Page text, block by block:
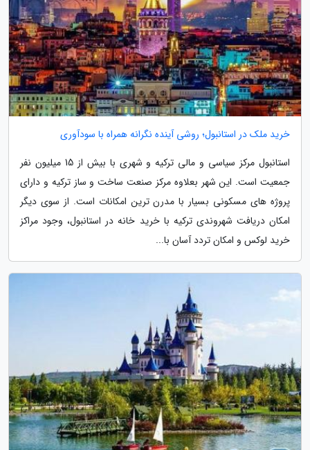
خرید ملک در استانبول؛ روشی آینده نگرانه همراه با سودآوری
استانبول مرکز سیاسی و مالی ترکیه و شهری با بیش از 15 میلیون نفر
جمعیت است. این شهر بعلاوه مرکز صنعت ساخت و ساز ترکیه و دارای
پروژه های مسکونی بسیار با مدرن ترین امکانات است. از سوی دیگر
امکان دریافت شهروندی ترکیه با خرید خانه در استانبول، وجود مراکز
خرید لوکس و امکان تردد آسان با...